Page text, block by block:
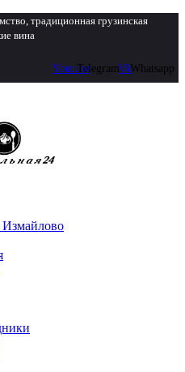
традиционная грузинская
вина
YoutubeTelegramVkWhatsapp
Измайлово